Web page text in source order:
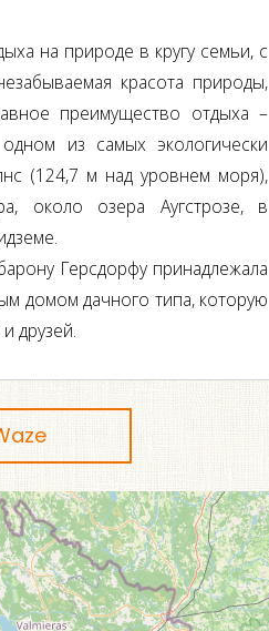
на природе в кругу семьи, с
красота природы,
преимущество отдыха –
из самых экологически
(124,7 м над уровнем моря),
около озера Аугстрозе, в
Герсдорфу принадлежала
домом дачного типа, которую
друзей.